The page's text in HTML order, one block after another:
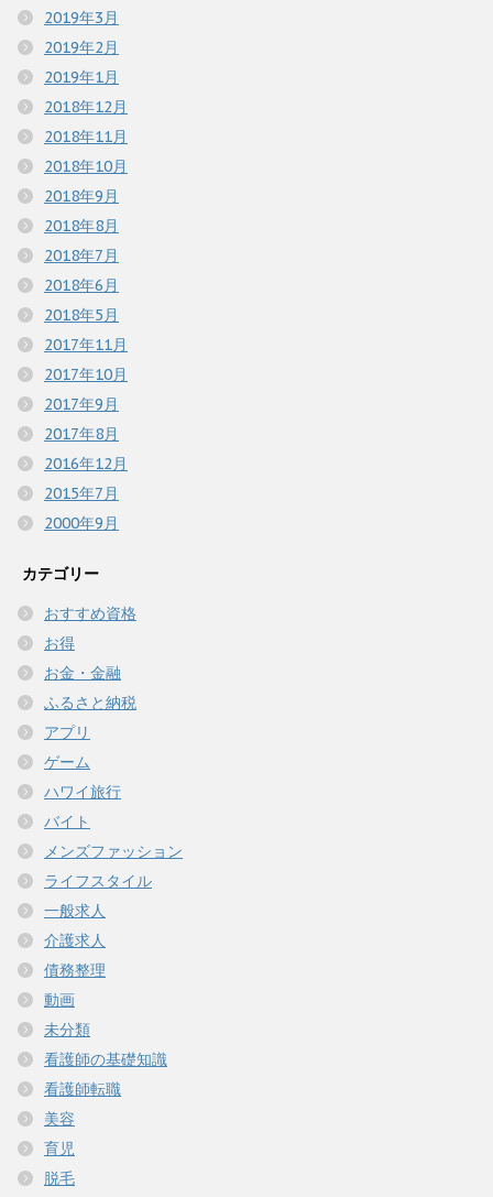
2019年3月
2019年2月
2019年1月
2018年12月
2018年11月
2018年10月
2018年9月
2018年8月
2018年7月
2018年6月
2018年5月
2017年11月
2017年10月
2017年9月
2017年8月
2016年12月
2015年7月
2000年9月
カテゴリー
おすすめ資格
お得
お金・金融
ふるさと納税
アプリ
ゲーム
ハワイ旅行
バイト
メンズファッション
ライフスタイル
一般求人
介護求人
債務整理
動画
未分類
看護師の基礎知識
看護師転職
美容
育児
脱毛